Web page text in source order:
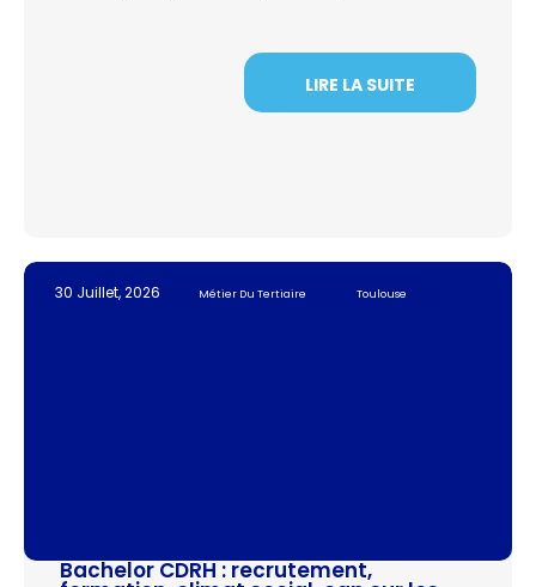
LIRE LA SUITE
30 Juillet, 2026 Métier Du Tertiaire Toulouse
Bachelor CDRH : recrutement,